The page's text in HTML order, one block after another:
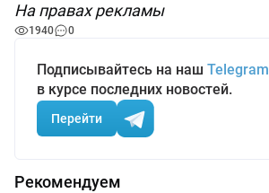
На правах рекламы
1940 0
Подписывайтесь на наш Telegram
в курсе последних новостей.
Перейти
Рекомендуем